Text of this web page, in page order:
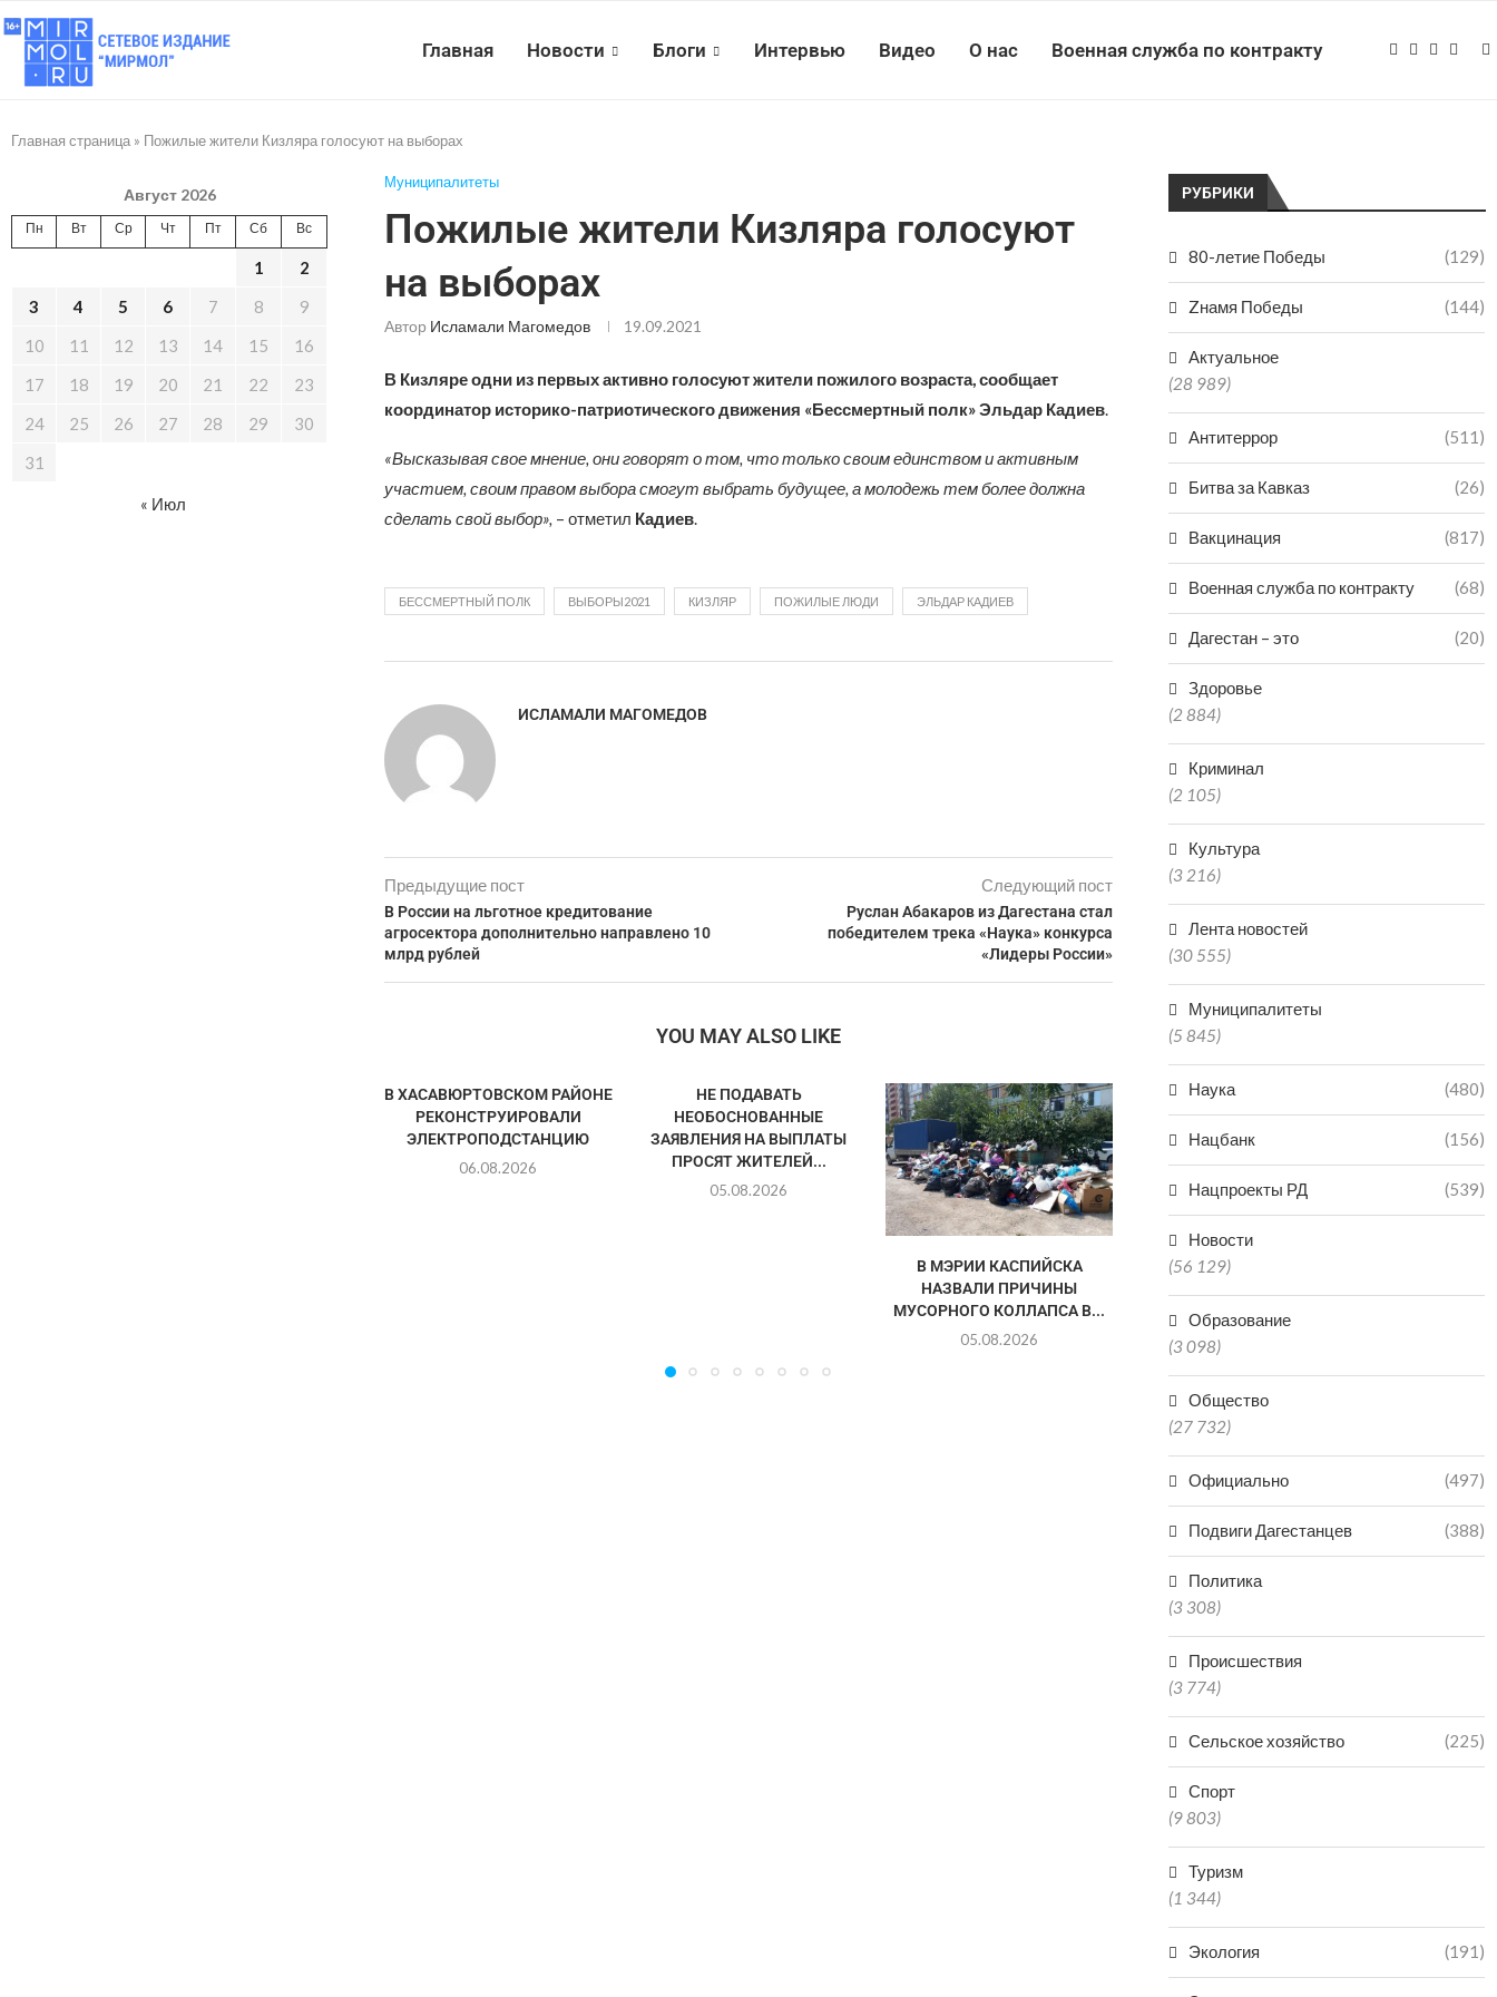
Главная Новости Блоги Интервью Видео О нас Военная служба по контракту
Главная страница » Пожилые жители Кизляра голосуют на выборах
Муниципалитеты
Пожилые жители Кизляра голосуют
на выборах
Автор Исламали Магомедов 19.09.2021
В Кизляре одни из первых активно голосуют жители пожилого возраста, сообщает
координатор историко-патриотического движения «Бессмертный полк» Эльдар Кадиев.
«Высказывая свое мнение, они говорят о том, что только своим единством и активным
участием, своим правом выбора смогут выбрать будущее, а молодежь тем более должна
сделать свой выбор», – отметил Кадиев.
БЕССМЕРТНЫЙ ПОЛК ВЫБОРЫ2021 КИЗЛЯР ПОЖИЛЫЕ ЛЮДИ ЭЛЬДАР КАДИЕВ
ИСЛАМАЛИ МАГОМЕДОВ
Предыдущие пост
В России на льготное кредитование
агросектора дополнительно направлено 10
млрд рублей
Следующий пост
Руслан Абакаров из Дагестана стал
победителем трека «Наука» конкурса
«Лидеры России»
YOU MAY ALSO LIKE
В ХАСАВЮРТОВСКОМ РАЙОНЕ
РЕКОНСТРУИРОВАЛИ
ЭЛЕКТРОПОДСТАНЦИЮ
06.08.2026
НЕ ПОДАВАТЬ
НЕОБОСНОВАННЫЕ
ЗАЯВЛЕНИЯ НА ВЫПЛАТЫ
ПРОСЯТ ЖИТЕЛЕЙ...
05.08.2026
В МЭРИИ КАСПИЙСКА
НАЗВАЛИ ПРИЧИНЫ
МУСОРНОГО КОЛЛАПСА В...
05.08.2026
ДВА РАЙОНА МАХАЧКАЛЫ НА
НОЧЬ ОСТАНУТСЯ БЕЗ
ВОДЫ...
30.07.2026
ЖИТЕЛЯМ
РУБРИКИ
80-летие Победы (129)
Zнамя Победы (144)
Актуальное
(28 989)
Антитеррор (511)
Битва за Кавказ (26)
Вакцинация (817)
Военная служба по контракту (68)
Дагестан – это (20)
Здоровье
(2 884)
Криминал
(2 105)
Культура
(3 216)
Лента новостей
(30 555)
Муниципалитеты
(5 845)
Наука (480)
Нацбанк (156)
Нацпроекты РД (539)
Новости
(56 129)
Образование
(3 098)
Общество
(27 732)
Официально (497)
Подвиги Дагестанцев (388)
Политика
(3 308)
Происшествия
(3 774)
Сельское хозяйство (225)
Спорт
(9 803)
Туризм
(1 344)
Экология (191)
Август 2026
Пн Вт Ср Чт Пт Сб Вс
1
2
3
4 5 6 7 8
9
10
11 12 13 14 15
16
17
18 19 20 21 22
23
24
25 26 27 28 29
30
31
« Июл